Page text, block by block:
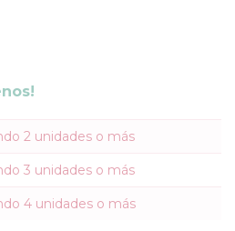
2 unidades o más
3 unidades o más
4 unidades o más